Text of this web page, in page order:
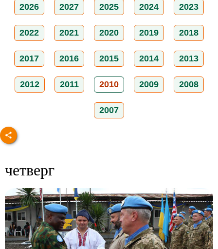
2026 2027 2025 2024 2023
2022 2021 2020 2019 2018
2017 2016 2015 2014 2013
2012 2011 2010 2009 2008
2007
четверг